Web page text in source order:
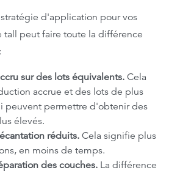
d'application pour vos
tall peut faire toute la différence
sur des lots équivalents. Cela
accrue et des lots de plus
peuvent permettre d'obtenir des
élevés.
réduits. Cela signifie plus
en moins de temps.
des couches. La différence